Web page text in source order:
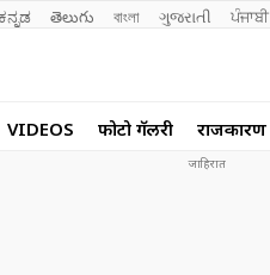
తెలుగు বাংলা ગુજરાતી ਪੰਜਾਬੀ
VIDEOS फोटो गॅलरी राजकारण